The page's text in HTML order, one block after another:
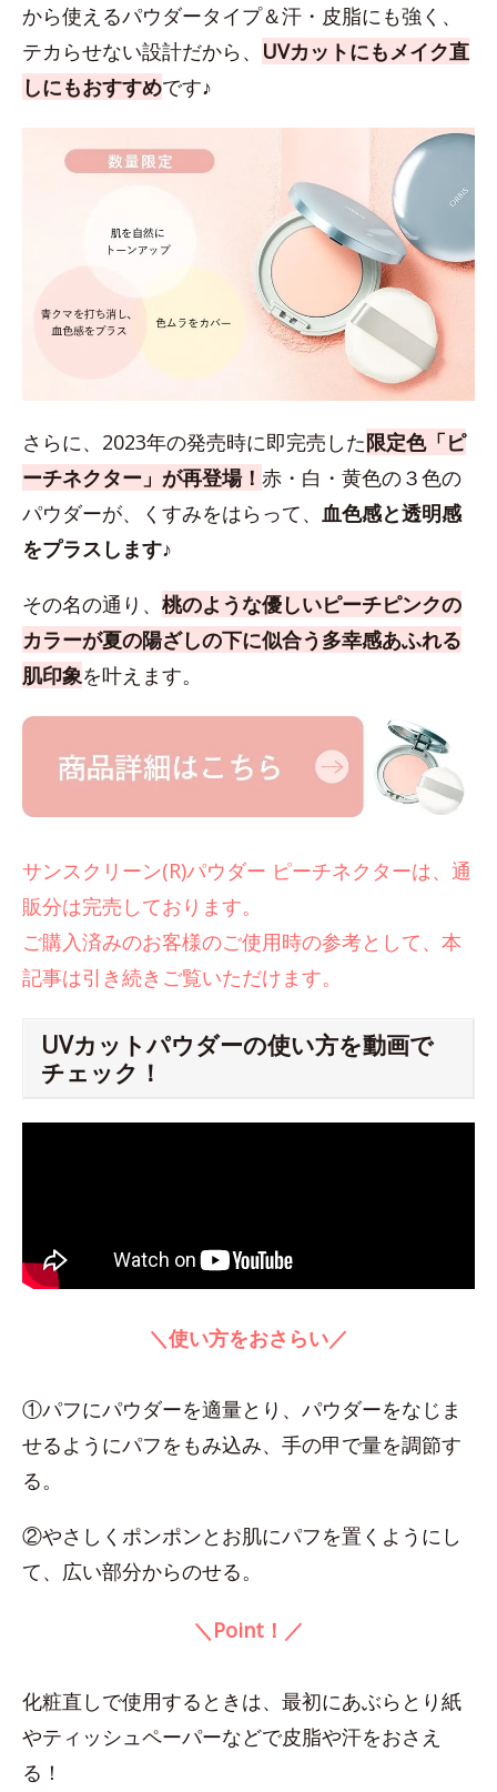
から使えるパウダータイプ＆汗・皮脂にも強く、
テカらせない設計だから、 UVカットにもメイク直
しにもおすすめです♪
さらに、2023年の発売時に即完売した限定色「ピ
ーチネクター」が再登場！ 赤・白・黄色の３色の
パウダーが、くすみをはらって、 血色感と透明感
をプラスします♪
その名の通り、 桃のような優しいピーチピンクの
カラーが夏の陽ざしの下に似合う多幸感あふれる
肌印象を叶えます。
サンスクリーン(R)パウダー ピーチネクターは、通
販分は完売しております。
ご購入済みのお客様のご使用時の参考として、本
記事は引き続きご覧いただけます。
UVカットパウダーの使い方を動画で
チェック！
＼使い方をおさらい／
①パフにパウダーを適量とり、パウダーをなじま
せるようにパフをもみ込み、手の甲で量を調節す
る。
②やさしくポンポンとお肌にパフを置くようにし
て、広い部分からのせる。
＼Point！／
化粧直しで使用するときは、最初にあぶらとり紙
やティッシュペーパーなどで皮脂や汗をおさえ
る！